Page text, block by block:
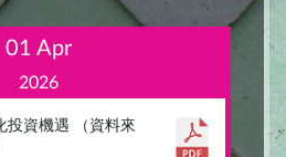
01 Apr
2026
投資機遇 （資料來